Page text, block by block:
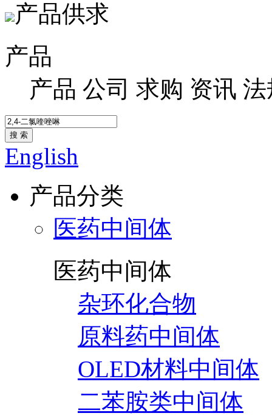
产品供求
产品
产品 公司 求购 资讯 法
搜 索
English
产品分类
医药中间体
医药中间体
杂环化合物
原料药中间体
OLED材料中间体
二苯胺类中间体